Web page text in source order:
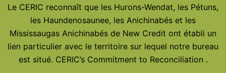
Le CERIC reconnaît que les Hurons-Wendat, les Pétuns,
les Haundenosaunee, les Anichinabés et les
Mississaugas Anichinabés de New Credit ont établi un
lien particulier avec le territoire sur lequel notre bureau
est situé. CERIC’s Commitment to Reconciliation .